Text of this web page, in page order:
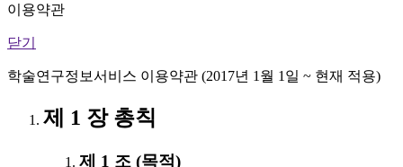
이용약관
닫기
학술연구정보서비스 이용약관 (2017년 1월 1일 ~ 현재 적용)
제 1 장 총칙
제 1 조 (목적)